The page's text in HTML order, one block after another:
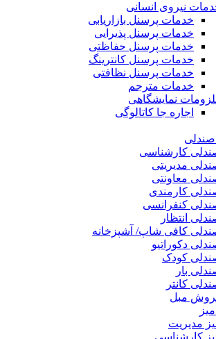
نیروی انسانی
خدمات پرسنل بازاریابی
خدمات پرسنل پذیرایی
خدمات پرسنل حفاظتی
خدمات پرسنل کانترینگ
خدمات پرسنل نظافتی
خدمات مترجم
نمایشگاهی
اجاره جا کاتالوگی
کارشناسی
مدیریتی
معاونتی
کارمندی
کنفرانسی
انتظار
کافی شاپ/ آشپزخانه
دکوراتیو
کودک
بار
کانتر
مبل
مدیریت
کارشناسی